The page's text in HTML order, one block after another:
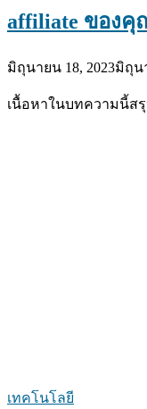
affiliate ของคุ
มิถุนายน 18, 2023มิถุน
เนื้อหาในบทความนี้ส
เทคโนโลยี